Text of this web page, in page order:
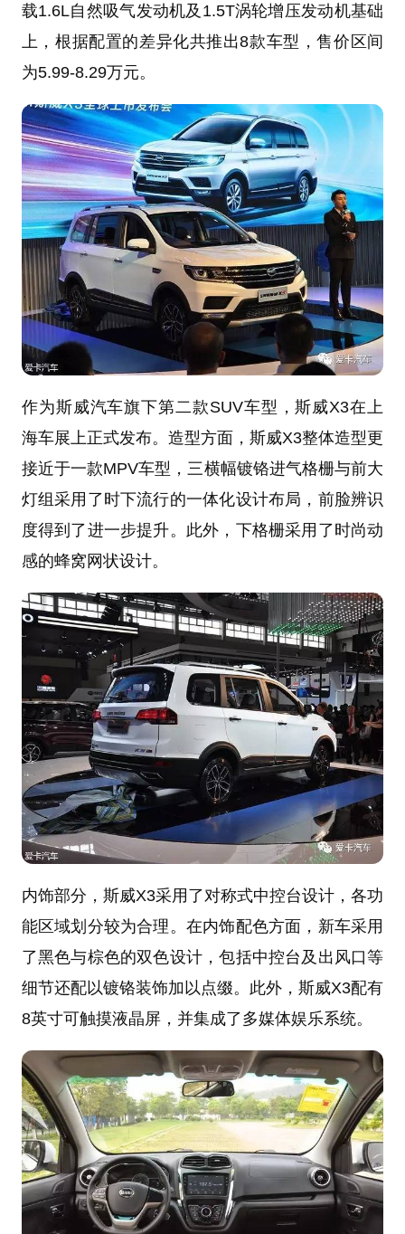
载1.6L自然吸气发动机及1.5T涡轮增压发动机基础
上，根据配置的差异化共推出8款车型，售价区间
为5.99-8.29万元。
作为斯威汽车旗下第二款SUV车型，斯威X3在上
海车展上正式发布。造型方面，斯威X3整体造型更
接近于一款MPV车型，三横幅镀铬进气格栅与前大
灯组采用了时下流行的一体化设计布局，前脸辨识
度得到了进一步提升。此外，下格栅采用了时尚动
感的蜂窝网状设计。
内饰部分，斯威X3采用了对称式中控台设计，各功
能区域划分较为合理。在内饰配色方面，新车采用
了黑色与棕色的双色设计，包括中控台及出风口等
细节还配以镀铬装饰加以点缀。此外，斯威X3配有
8英寸可触摸液晶屏，并集成了多媒体娱乐系统。